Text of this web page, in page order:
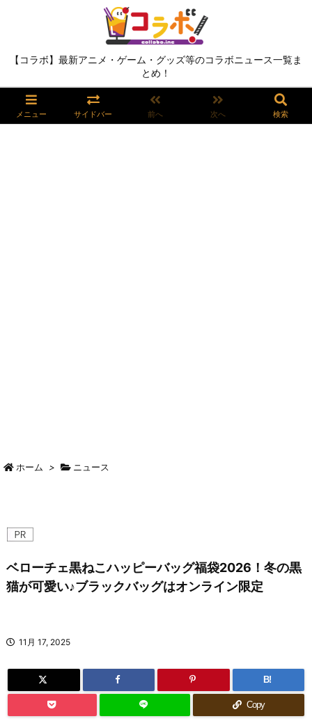
【コラボ】最新アニメ・ゲーム・グッズ等のコラボニュース一覧ま
とめ！
メニュー サイドバー 前へ 次へ 検索
ホーム > ニュース
ベローチェ黒ねこハッピーバッグ福袋2026！冬の黒
猫が可愛い♪ブラックバッグはオンライン限定
11月 17, 2025
B!
Copy